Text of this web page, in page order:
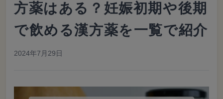
方薬はある？妊娠初期や後期
で飲める漢方薬を一覧で紹介
2024年7月29日